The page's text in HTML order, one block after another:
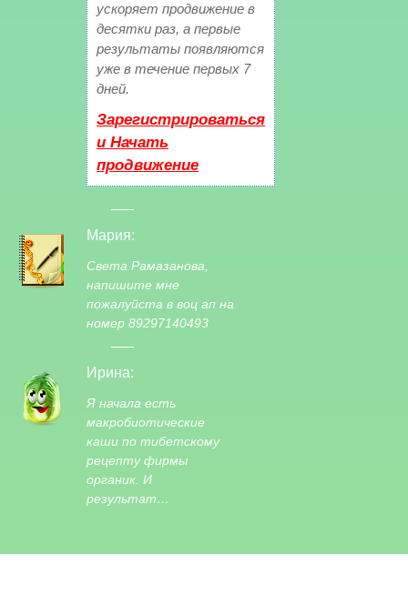
ускоряет продвижение в
десятки раз, а первые
результаты появляются
уже в течение первых 7
дней.
Зарегистрироваться
и Начать
продвижение
Мария:
Света Рамазанова,
напишите мне
пожалуйста в воц ап на
номер 89297140493
Ирина:
Я начала есть
макробиотические
каши по тибетскому
рецепту фирмы
органик. И
результат…